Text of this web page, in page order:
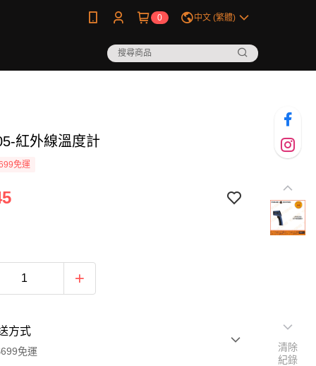
0 中文 (繁體)
紅外線溫度計
免運
方式
免運
清除
紀錄